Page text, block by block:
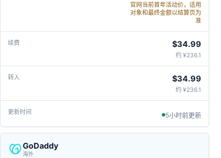
官网当前首年活动价，适用
对象和最终金额以结算页为
准
$34.99
约 ¥236.1
$34.99
约 ¥236.1
5小时前更新
GoDaddy
海外